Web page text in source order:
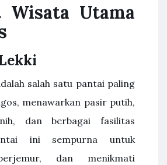
Wisata Utama
salah satu pantai paling
menawarkan pasir putih,
dan berbagai fasilitas
ini sempurna untuk
dan menikmati